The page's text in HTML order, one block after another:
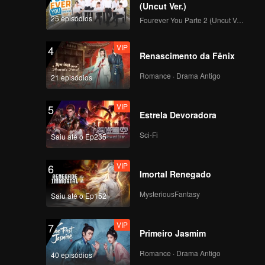
25 episódios
(Uncut Ver.)
Fourever You Parte 2 (Uncut Ver.)
4
21 episódios
VIP
Renascimento da Fênix
Romance · Drama Antigo
5
Saiu até o Ep235
VIP
Estrela Devoradora
Sci-Fi
6
Saiu até o Ep152
VIP
Imortal Renegado
MysteriousFantasy
7
40 episódios
VIP
Primeiro Jasmim
Romance · Drama Antigo